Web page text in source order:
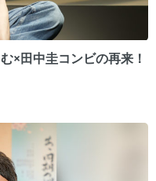
×田中圭コンビの再来！